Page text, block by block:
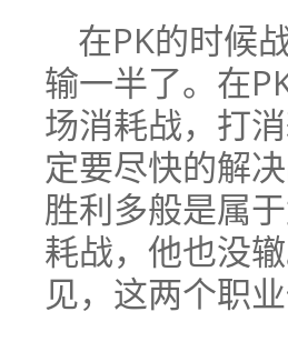
在PK的时候
输一半了。在
场消耗战，打
定要尽快的解
胜利多般是属
耗战，他也没
见，这两个职